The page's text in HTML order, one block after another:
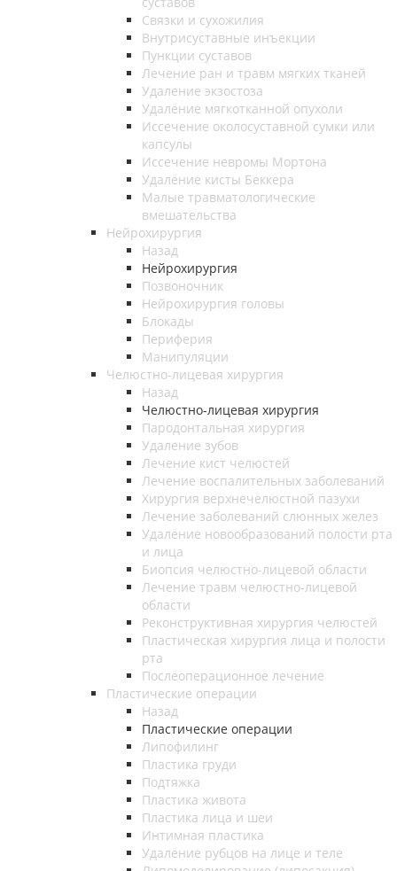
Связки и сухожилия
Внутрисуставные инъекции
Пункции суставов
Лечение ран и травм мягких тканей
Удаление экзостоза
Удаление мягкотканной опухоли
Иссечение околосуставной сумки или
капсулы
Иссечение невромы Мортона
Удаление кисты Беккера
Малые травматологические
вмешательства
Нейрохирургия
Назад
Нейрохирургия
Позвоночник
Нейрохирургия головы
Блокады
Периферия
Манипуляции
Челюстно-лицевая хирургия
Назад
Челюстно-лицевая хирургия
Пародонтальная хирургия
Удаление зубов
Лечение кист челюстей
Лечение воспалительных заболеваний
Хирургия верхнечелюстной пазухи
Лечение заболеваний слюнных желез
Удаление новообразований полости рта
и лица
Биопсия челюстно-лицевой области
Лечение травм челюстно-лицевой
области
Реконструктивная хирургия челюстей
Пластическая хирургия лица и полости
рта
Послеоперационное лечение
Пластические операции
Назад
Пластические операции
Липофилинг
Пластика груди
Подтяжка
Пластика живота
Пластика лица и шеи
Интимная пластика
Удаление рубцов на лице и теле